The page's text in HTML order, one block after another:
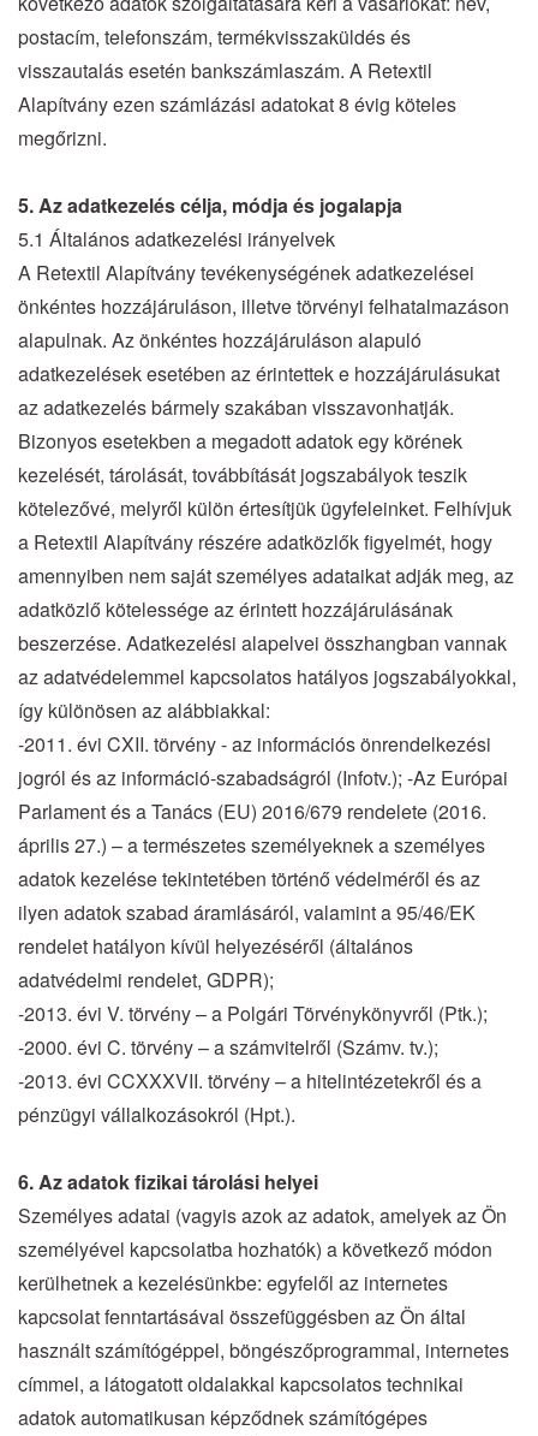
postacím, telefonszám, termékvisszaküldés és
visszautalás esetén bankszámlaszám. A Retextil
Alapítvány ezen számlázási adatokat 8 évig köteles
megőrizni.
5. Az adatkezelés célja, módja és jogalapja
5.1 Általános adatkezelési irányelvek
A Retextil Alapítvány tevékenységének adatkezelései
önkéntes hozzájáruláson, illetve törvényi felhatalmazáson
alapulnak. Az önkéntes hozzájáruláson alapuló
adatkezelések esetében az érintettek e hozzájárulásukat
az adatkezelés bármely szakában visszavonhatják.
Bizonyos esetekben a megadott adatok egy körének
kezelését, tárolását, továbbítását jogszabályok teszik
kötelezővé, melyről külön értesítjük ügyfeleinket. Felhívjuk
a Retextil Alapítvány részére adatközlők figyelmét, hogy
amennyiben nem saját személyes adataikat adják meg, az
adatközlő kötelessége az érintett hozzájárulásának
beszerzése. Adatkezelési alapelvei összhangban vannak
az adatvédelemmel kapcsolatos hatályos jogszabályokkal,
így különösen az alábbiakkal:
-2011. évi CXII. törvény - az információs önrendelkezési
jogról és az információ-szabadságról (Infotv.); -Az Európai
Parlament és a Tanács (EU) 2016/679 rendelete (2016.
április 27.) – a természetes személyeknek a személyes
adatok kezelése tekintetében történő védelméről és az
ilyen adatok szabad áramlásáról, valamint a 95/46/EK
rendelet hatályon kívül helyezéséről (általános
adatvédelmi rendelet, GDPR);
-2013. évi V. törvény – a Polgári Törvénykönyvről (Ptk.);
-2000. évi C. törvény – a számvitelről (Számv. tv.);
-2013. évi CCXXXVII. törvény – a hitelintézetekről és a
pénzügyi vállalkozásokról (Hpt.).
6. Az adatok fizikai tárolási helyei
Személyes adatai (vagyis azok az adatok, amelyek az Ön
személyével kapcsolatba hozhatók) a következő módon
kerülhetnek a kezelésünkbe: egyfelől az internetes
kapcsolat fenntartásával összefüggésben az Ön által
használt számítógéppel, böngészőprogrammal, internetes
címmel, a látogatott oldalakkal kapcsolatos technikai
adatok automatikusan képződnek számítógépes